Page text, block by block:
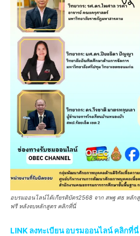
อบรมออนไลน์ได้เกียรติบัตร2568 จาก สพฐ ศธ หลัก
ฟรี หลังจบหลักสูตร คลิกที่นี่
LINK ลงทะเบียน อบรมออนไลน์ คลิกที่นี่